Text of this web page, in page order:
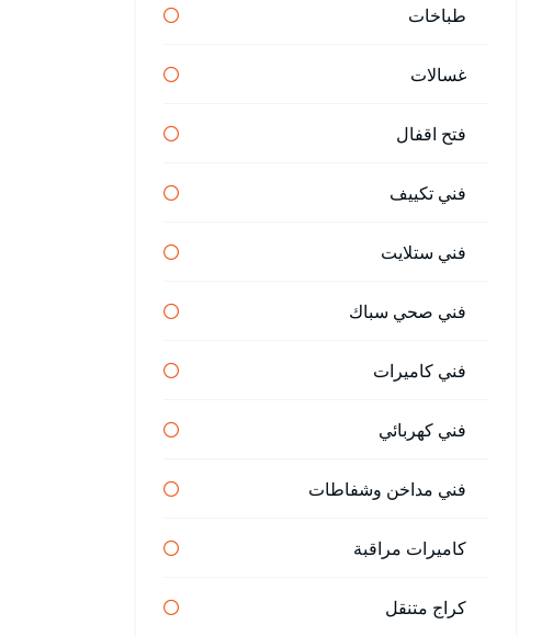
طباخات
غسالات
فتح اقفال
فني تكييف
فني ستلايت
فني صحي سباك
فني كاميرات
فني كهربائي
فني مداخن وشفاطات
كاميرات مراقبة
كراج متنقل